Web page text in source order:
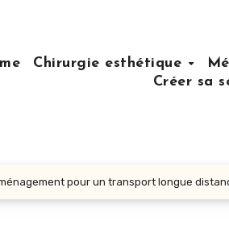
Chirurgie esthétique
Créer sa
pour un transport longue